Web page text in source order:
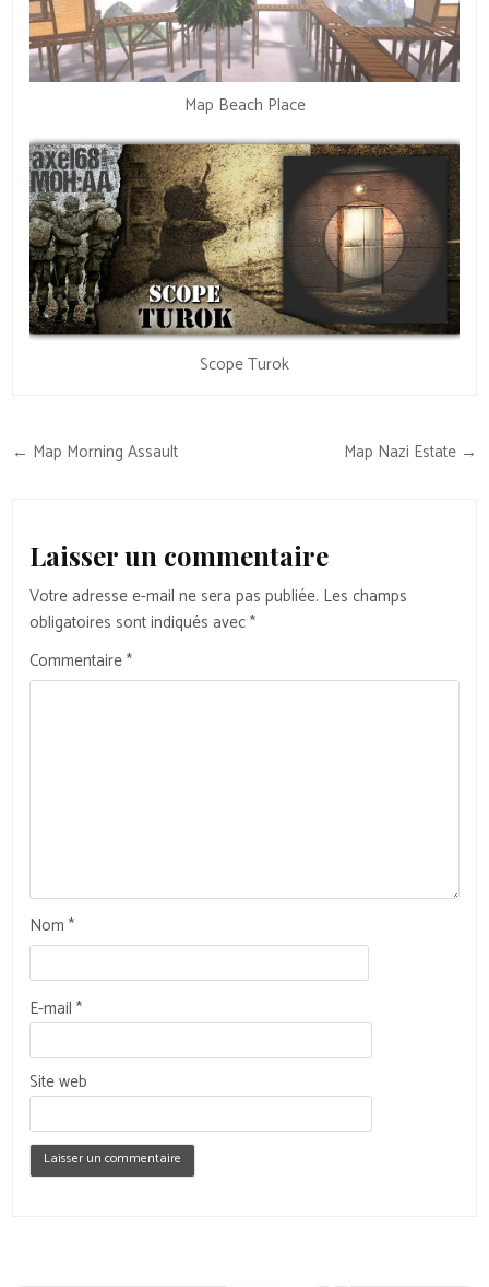
Map Beach Place
Scope Turok
Navigation
← Map Morning Assault Map Nazi Estate →
Laisser un commentaire
Votre adresse e-mail ne sera pas publiée. Les champs
obligatoires sont indiqués avec*
Commentaire*
Nom*
E-mail*
Site web